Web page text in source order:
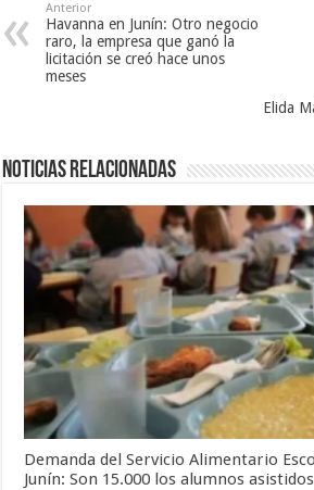
Anterior
Havanna en Junín: Otro negocio
raro, la empresa que ganó la
licitación se creó hace unos
meses
Elida
Noticias relacionadas
Demanda del Servicio Alimentario
Junín: Son 15.000 los alumnos asistidos